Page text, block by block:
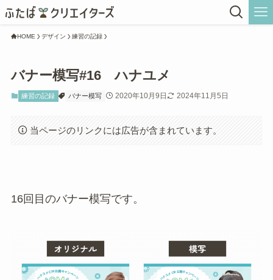
HOME デザイン 練習の記録
バナー模写#16 ハナユメ
練習の記録 バナー模写 2020年10月9日 2024年11月5日
当ページのリンクには広告が含まれています。
16回目のバナー模写です。